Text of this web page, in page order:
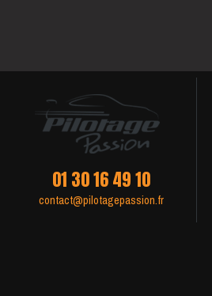
01 30 16 49 10
contact@pilotagepassion.fr